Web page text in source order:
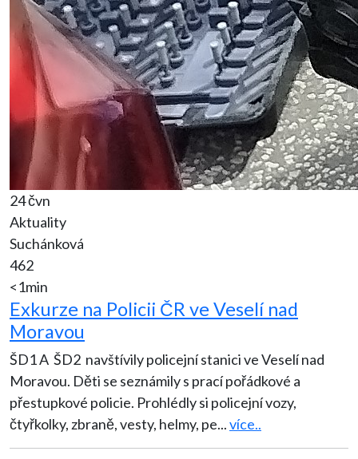
24 čvn
Aktuality
Suchánková
462
<1min
Exkurze na Policii ČR ve Veselí nad
Moravou
ŠD1 A ŠD2 navštívily policejní stanici ve Veselí nad
Moravou. Děti se seznámily s prací pořádkové a
přestupkové policie. Prohlédly si policejní vozy,
čtyřkolky, zbraně, vesty, helmy, pe...více..